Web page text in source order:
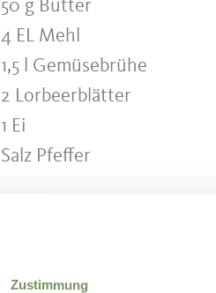
Zustimmung
50 g Butter
4 EL Mehl
1,5 l Gemüsebrühe
2 Lorbeerblätter
1 Ei
Salz Pfeffer
Zubereitung